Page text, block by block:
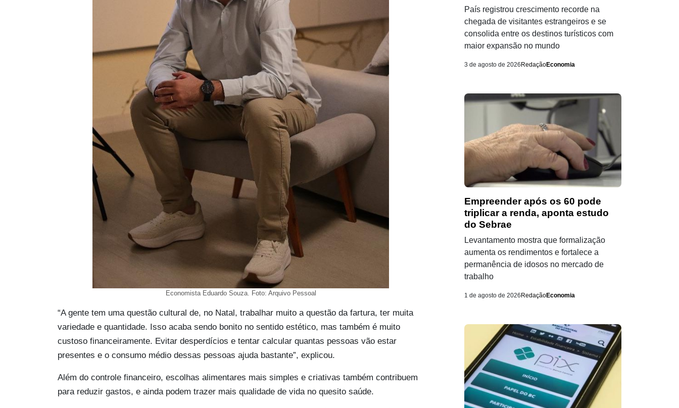
Economista Eduardo Souza. Foto: Arquivo Pessoal
“A gente tem uma questão cultural de, no Natal, trabalhar muito a questão da fartura, ter muita
variedade e quantidade. Isso acaba sendo bonito no sentido estético, mas também é muito
custoso financeiramente. Evitar desperdícios e tentar calcular quantas pessoas vão estar
presentes e o consumo médio dessas pessoas ajuda bastante”, explicou.
Além do controle financeiro, escolhas alimentares mais simples e criativas também contribuem
para reduzir gastos, e ainda podem trazer mais qualidade de vida no quesito saúde.
País registrou crescimento recorde na
chegada de visitantes estrangeiros e se
consolida entre os destinos turísticos com
maior expansão no mundo
3 de agosto de 2026 RedaçãoEconomia
Empreender após os 60 pode
triplicar a renda, aponta estudo
do Sebrae
Levantamento mostra que formalização
aumenta os rendimentos e fortalece a
permanência de idosos no mercado de
trabalho
1 de agosto de 2026 RedaçãoEconomia